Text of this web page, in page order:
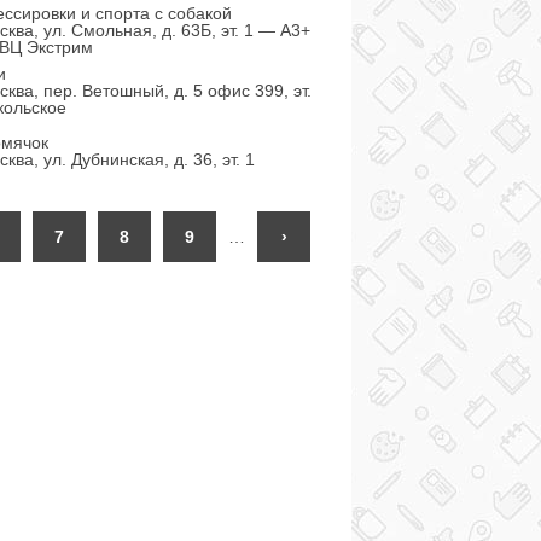
и спорта с собакой
ул. Смольная, д. 63Б, эт. 1 — А3+
Экстрим
пер. Ветошный, д. 5 офис 399, эт.
ул. Дубнинская, д. 36, эт. 1
7 8 9 ›